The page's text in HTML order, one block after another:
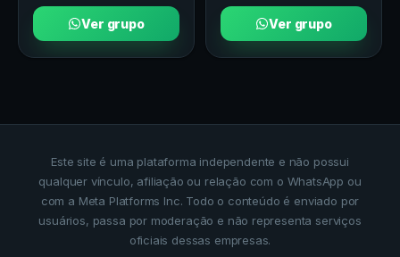
Ver grupo Ver grupo
Este site é uma plataforma independente e não possui
qualquer vínculo, afiliação ou relação com o WhatsApp ou
com a Meta Platforms Inc. Todo o conteúdo é enviado por
usuários, passa por moderação e não representa serviços
oficiais dessas empresas.